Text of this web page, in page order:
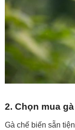
2. Chọn mua
Gà chế biến sẵn